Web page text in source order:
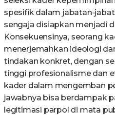
spesifik dalam jabatan-
sengaja disiapkan menjadi
Konsekuensinya, seorang
menerjemahkan ideologi
tindakan konkret, dengan
tinggi profesionalisme dan
kader dalam mengemban
jawabnya bisa berdampak
legitimasi parpol di mata